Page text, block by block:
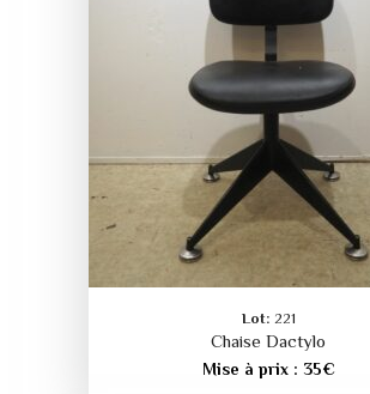
Lot: 221
Chaise Dactylo
Mise à prix : 35€